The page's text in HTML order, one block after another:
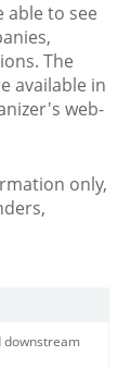
able to see
The
available in
web-
only,
downstream